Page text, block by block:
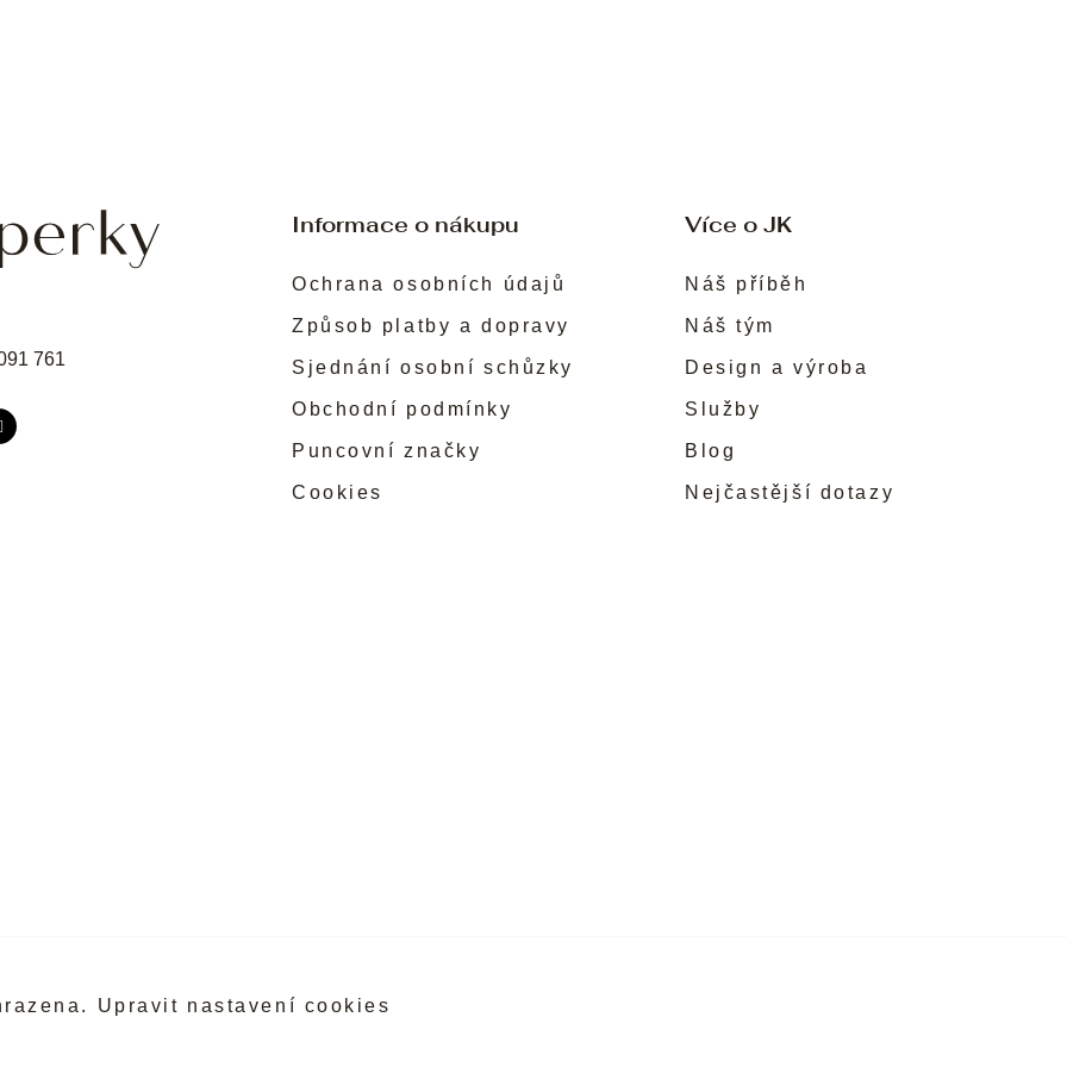
Informace o nákupu
Ochrana osobních údajů
Způsob platby a dopravy
Sjednání osobní schůzky
Obchodní podmínky
Puncovní značky
Cookies
Více o JK
Náš příběh
Náš tým
Design a výroba
Služby
Blog
Nejčastější dotazy
761
Upravit nastavení cookies